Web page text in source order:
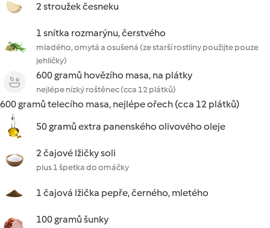
2 stroužek česneku
1 snítka rozmarýnu, čerstvého
mladého, omytá a osušená (ze starší rostliny použijte pouze
jehličky)
600 gramů hovězího masa, na plátky
nejlépe nízký roštěnec (cca 12 plátků)
600 gramů telecího masa, nejlépe ořech (cca 12 plátků)
50 gramů extra panenského olivového oleje
2 čajové lžičky soli
plus 1 špetka do omáčky
1 čajová lžička pepře, černého, mletého
100 gramů šunky